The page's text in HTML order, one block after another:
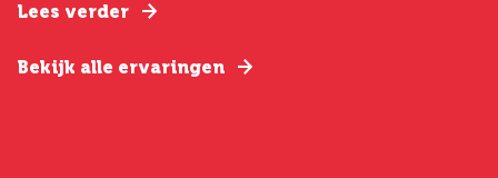
Lees verder
Bekijk alle ervaringen